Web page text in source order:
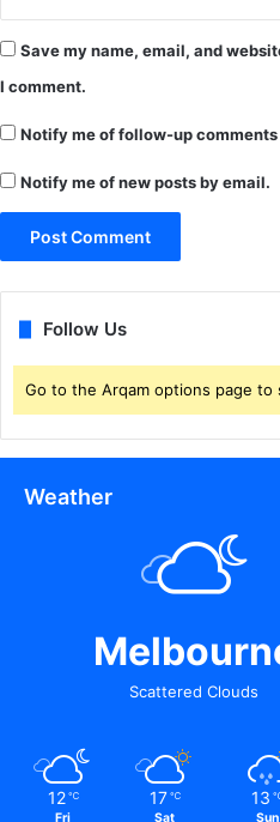
र्य
क
औ
हा
भी
ल
दे
ट
Save my name, email, and
I comment.
Notify me of follow-up comments
Notify me of new posts by email.
Follow Us
Go to the Arqam options page to
Weather
Scattered Clouds
12 ℃
Fri
17 ℃
Sat
13
Sun